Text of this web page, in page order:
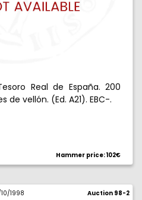
Real de España. 200
vellón. (Ed. A21). EBC-.
Hammer price: 102€
10/1998 Auction 98-2